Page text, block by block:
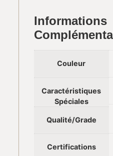
Informations
Couleur
Caractéristiques
Spéciales
Qualité/Grade
Certifications